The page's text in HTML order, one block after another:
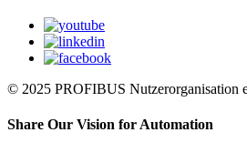
© 2025 PROFIBUS Nutzerorganisation
Share Our Vision for Automation